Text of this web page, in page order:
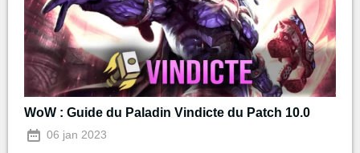
WoW : Guide du Paladin Vindicte du Patch 10.0
06 jan 2023